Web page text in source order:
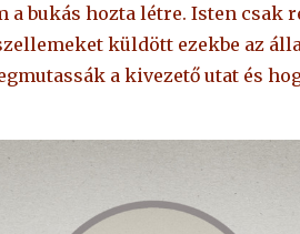
bukás hozta létre. Isten csak
küldött ezekbe az
a kivezető utat és